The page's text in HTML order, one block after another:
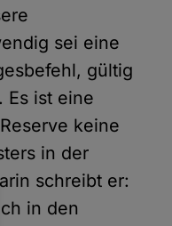
sei eine
gültig
Es ist eine
keine
in der
schreibt er:
in den